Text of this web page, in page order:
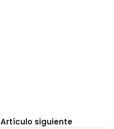
Artículo siguiente